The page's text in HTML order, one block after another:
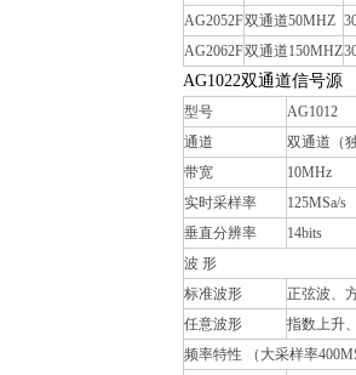
AG2052F双通道50MHZ
AG2062F双通道150MHZ
AG1022双通道信号源
型号
AG1012
通道
双通道（
带宽
10MHz
实时采样率
125MSa/s
垂直分辨率
14bits
波 形
标准波形
正弦波、
任意波形
指数上升
频率特性 （大采样率